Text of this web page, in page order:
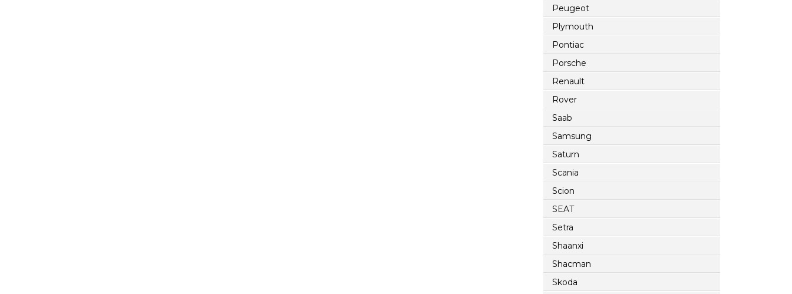
Peugeot
Plymouth
Pontiac
Porsche
Renault
Rover
Saab
Samsung
Saturn
Scania
Scion
SEAT
Setra
Shaanxi
Shacman
Skoda